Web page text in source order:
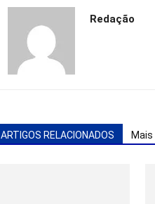
Redação
ARTIGOS RELACIONADOS